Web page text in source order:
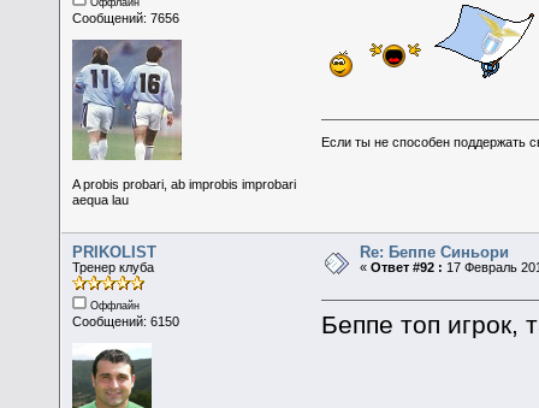
Оффлайн
Сообщений: 7656
A probis probari, ab improbis improbari
aequa lau
Если ты не способен поддержать
PRIKOLIST
Тренер клуба
Оффлайн
Сообщений: 6150
Re: Беппе Синьори
«Ответ #92 : 17 Февраль
Беппе топ игрок,